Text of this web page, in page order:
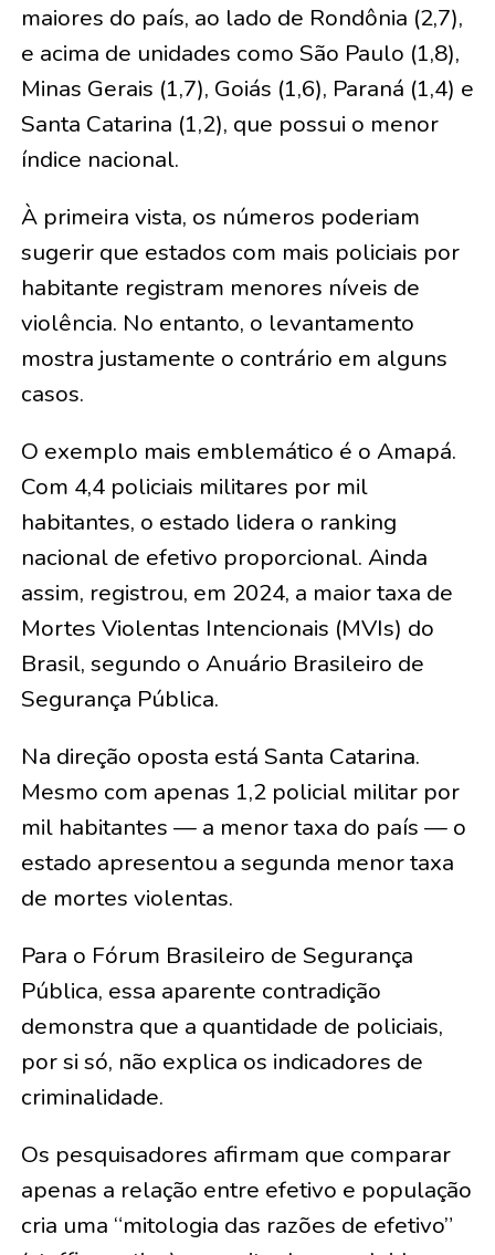
maiores do país, ao lado de Rondônia (2,7),
e acima de unidades como São Paulo (1,8),
Minas Gerais (1,7), Goiás (1,6), Paraná (1,4) e
Santa Catarina (1,2), que possui o menor
índice nacional.
À primeira vista, os números poderiam
sugerir que estados com mais policiais por
habitante registram menores níveis de
violência. No entanto, o levantamento
mostra justamente o contrário em alguns
casos.
O exemplo mais emblemático é o Amapá.
Com 4,4 policiais militares por mil
habitantes, o estado lidera o ranking
nacional de efetivo proporcional. Ainda
assim, registrou, em 2024, a maior taxa de
Mortes Violentas Intencionais (MVIs) do
Brasil, segundo o Anuário Brasileiro de
Segurança Pública.
Na direção oposta está Santa Catarina.
Mesmo com apenas 1,2 policial militar por
mil habitantes — a menor taxa do país — o
estado apresentou a segunda menor taxa
de mortes violentas.
Para o Fórum Brasileiro de Segurança
Pública, essa aparente contradição
demonstra que a quantidade de policiais,
por si só, não explica os indicadores de
criminalidade.
Os pesquisadores afirmam que comparar
apenas a relação entre efetivo e população
cria uma “mitologia das razões de efetivo”